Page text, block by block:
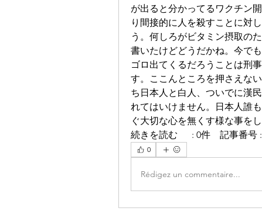
が出ると分かってるワクチン
り間接的に人を殺すことに対
う。何しろがビタミン摂取の
書いたけどどうだかね。今で
ゴロ出てくるだろうことは刑
す。ここんところを押さえな
ち日本人と白人、ついでに漢
れてはいけません。日本人誰
ぐ大切な心を無くす様な事を
続きを読む 　 : 0件　記事番号 :
0
Rédigez un commentaire...